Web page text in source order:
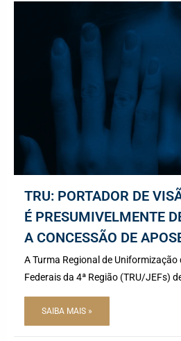
TRU: PORTADOR DE
É PRESUMIVELMENTE
A CONCESSÃO DE
A Turma Regional de
Federais da 4ª Região (TRU/JEFs)
SAIBA MAIS »